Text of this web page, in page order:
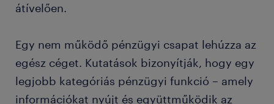
átívelően.
Egy nem működő pénzügyi csapat lehúzza az
egész céget. Kutatások bizonyítják, hogy egy
legjobb kategóriás pénzügyi funkció – amely
információkat nyújt és együttműködik az